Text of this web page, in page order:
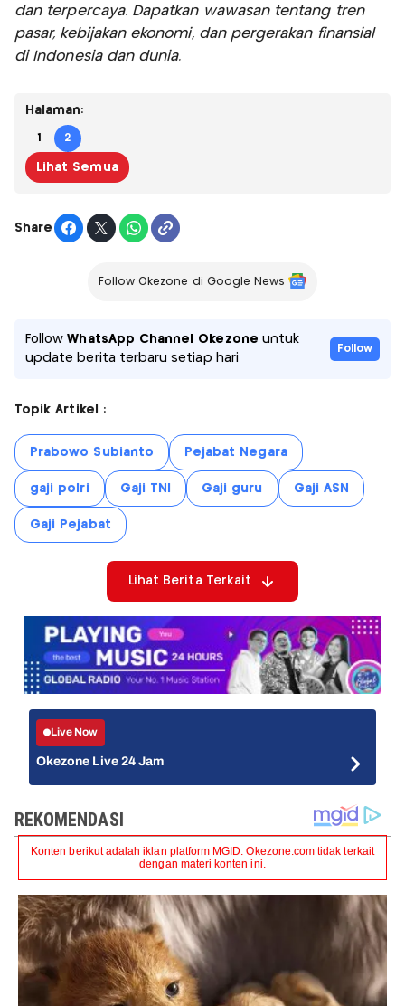
dan terpercaya. Dapatkan wawasan tentang tren
pasar, kebijakan ekonomi, dan pergerakan finansial
di Indonesia dan dunia.
Halaman:
1 2
Lihat Semua
Share
Follow Okezone di Google News
FollowWhatsApp Channel Okezone untuk
update berita terbaru setiap hari
Follow
Topik Artikel :
Prabowo Subianto Pejabat Negara
gaji polri Gaji TNI Gaji guru Gaji ASN
Gaji Pejabat
Lihat Berita Terkait
Live Now
Okezone Live 24 Jam